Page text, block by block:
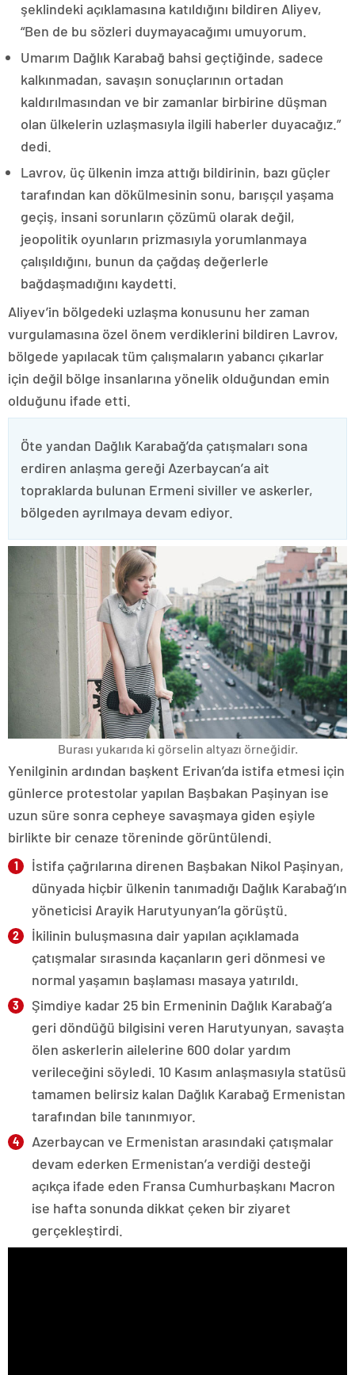
şeklindeki açıklamasına katıldığını bildiren Aliyev,
“Ben de bu sözleri duymayacağımı umuyorum.
Umarım Dağlık Karabağ bahsi geçtiğinde, sadece
kalkınmadan, savaşın sonuçlarının ortadan
kaldırılmasından ve bir zamanlar birbirine düşman
olan ülkelerin uzlaşmasıyla ilgili haberler duyacağız.”
dedi.
Lavrov, üç ülkenin imza attığı bildirinin, bazı güçler
tarafından kan dökülmesinin sonu, barışçıl yaşama
geçiş, insani sorunların çözümü olarak değil,
jeopolitik oyunların prizmasıyla yorumlanmaya
çalışıldığını, bunun da çağdaş değerlerle
bağdaşmadığını kaydetti.
Aliyev’in bölgedeki uzlaşma konusunu her zaman
vurgulamasına özel önem verdiklerini bildiren Lavrov,
bölgede yapılacak tüm çalışmaların yabancı çıkarlar
için değil bölge insanlarına yönelik olduğundan emin
olduğunu ifade etti.
Öte yandan Dağlık Karabağ’da çatışmaları sona
erdiren anlaşma gereği Azerbaycan’a ait
topraklarda bulunan Ermeni siviller ve askerler,
bölgeden ayrılmaya devam ediyor.
Burası yukarıda ki görselin altyazı örneğidir.
Yenilginin ardından başkent Erivan’da istifa etmesi için
günlerce protestolar yapılan Başbakan Paşinyan ise
uzun süre sonra cepheye savaşmaya giden eşiyle
birlikte bir cenaze töreninde görüntülendi.
İstifa çağrılarına direnen Başbakan Nikol Paşinyan,
dünyada hiçbir ülkenin tanımadığı Dağlık Karabağ’ın
yöneticisi Arayik Harutyunyan’la görüştü.
İkilinin buluşmasına dair yapılan açıklamada
çatışmalar sırasında kaçanların geri dönmesi ve
normal yaşamın başlaması masaya yatırıldı.
Şimdiye kadar 25 bin Ermeninin Dağlık Karabağ’a
geri döndüğü bilgisini veren Harutyunyan, savaşta
ölen askerlerin ailelerine 600 dolar yardım
verileceğini söyledi. 10 Kasım anlaşmasıyla statüsü
tamamen belirsiz kalan Dağlık Karabağ Ermenistan
tarafından bile tanınmıyor.
Azerbaycan ve Ermenistan arasındaki çatışmalar
devam ederken Ermenistan’a verdiği desteği
açıkça ifade eden Fransa Cumhurbaşkanı Macron
ise hafta sonunda dikkat çeken bir ziyaret
gerçekleştirdi.